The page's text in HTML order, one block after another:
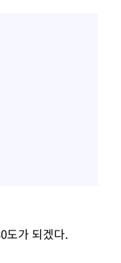
도가 되겠다.